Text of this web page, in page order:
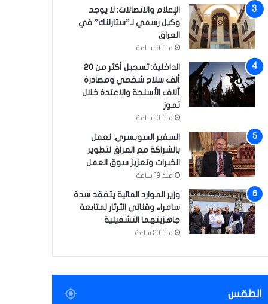
الإعلام والاتصالات: لا يوجد
وكيل رسمي لـ”ستارلنك” في
العراق
منذ 19 ساعة
الداخلية: تسجيل أكثر من 20
ألف سلاح شخصي ومصادرة
آلاف الأسلحة والاعتدة خلال
تموز
منذ 19 ساعة
السفير السويسري: نعمل
بالشراكة مع العراق لتطوير
الخبرات وتعزيز سوق العمل
منذ 19 ساعة
وزير الموارد المائية يتفقد سدة
سامراء وقناتي الثرثار لمتابعة
جاهزيتهما التشغيلية
منذ 20 ساعة
الطقس